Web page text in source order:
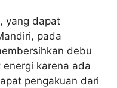
yang dapat
pada
debu
karena ada
pengakuan dari